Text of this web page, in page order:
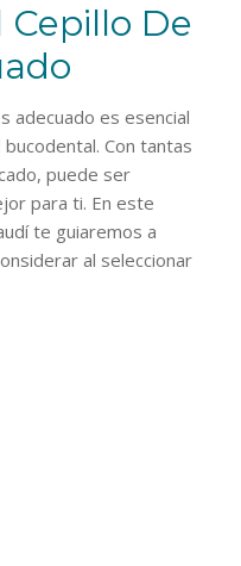
Cepillo De
adecuado es esencial
Con tantas
puede ser
para ti. En este
te guiaremos a
al seleccionar